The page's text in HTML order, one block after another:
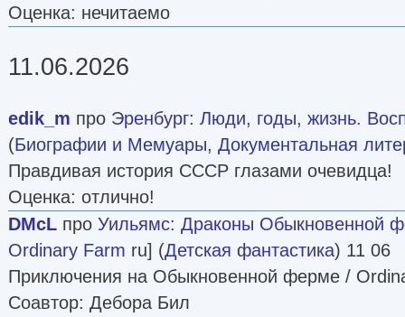
Оценка: нечитаемо
11.06.2026
edik_m про Эренбург: Люди, годы, жизнь.
(Биографии и Мемуары, Документальная
Правдивая история СССР глазами очевидца!
Оценка: отлично!
DMcL про Уильямс: Драконы Обыкновенной
Ordinary Farm ru] (Детская фантастика) 11 06
Приключения на Обыкновенной ферме /
Соавтор: Дебора Бил